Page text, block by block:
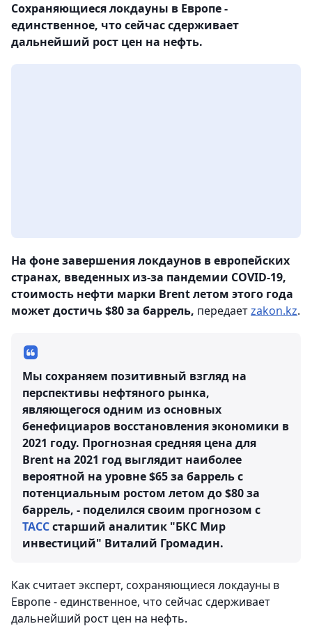
Сохраняющиеся локдауны в Европе -
единственное, что сейчас сдерживает
дальнейший рост цен на нефть.
На фоне завершения локдаунов в европейских
странах, введенных из-за пандемии COVID-19,
стоимость нефти марки Brent летом этого года
может достичь $80 за баррель, передаетzakon.kz.
Мы сохраняем позитивный взгляд на
перспективы нефтяного рынка,
являющегося одним из основных
бенефициаров восстановления экономики в
2021 году. Прогнозная средняя цена для
Brent на 2021 год выглядит наиболее
вероятной на уровне $65 за баррель с
потенциальным ростом летом до $80 за
баррель, - поделился своим прогнозом с
ТАССстарший аналитик "БКС Мир
инвестиций" Виталий Громадин.
Как считает эксперт, сохраняющиеся локдауны в
Европе - единственное, что сейчас сдерживает
дальнейший рост цен на нефть.